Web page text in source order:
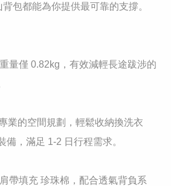
包都能為你提供最可靠的支撐。
量僅 0.82kg，有效減輕長途跋涉的
業的空間規劃，輕鬆收納換洗衣
備，滿足 1-2 日行程需求。
帶填充 珍珠棉，配合透氣背負系